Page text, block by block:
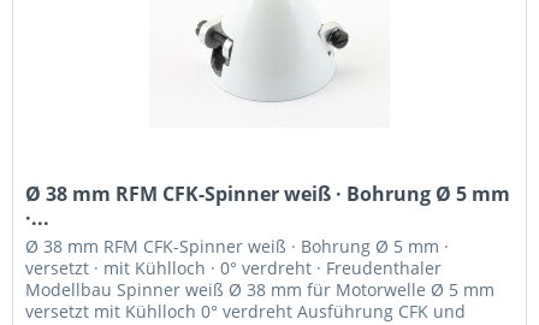
Ø 38 mm RFM CFK-Spinner weiß · Bohrung Ø 5 mm
·...
Ø 38 mm RFM CFK-Spinner weiß · Bohrung Ø 5 mm ·
versetzt · mit Kühlloch · 0° verdreht · Freudenthaler
Modellbau Spinner weiß Ø 38 mm für Motorwelle Ø 5 mm
versetzt mit Kühlloch 0° verdreht Ausführung CFK und